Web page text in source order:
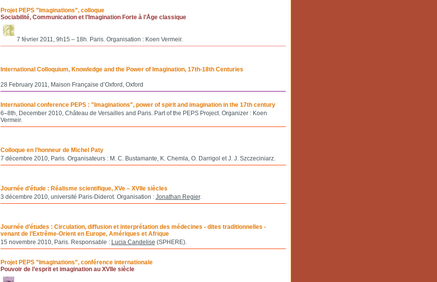
Projet PEPS ”Imaginations”, colloque
Sociabilité, Communication et l’Imagination Forte à l’Åge classique
7 février 2011, 9h15 – 18h. Paris. Organisation : Koen Vermeir.
International Colloquium, Knowledge and the Power of Imagination, 17th-18th Centuries
28 February 2011, Maison Française d’Oxford, Oxford
International conference PEPS : "Imaginations", power of spirit and imagination in the 17th century
6–8th, December 2010, Château de Versailles and Paris. Part of the PEPS Project. Organizer : Koen
Vermeir.
Colloque en l’honneur de Michel Paty
7 décembre 2010, Paris. Organisateurs : M. C. Bustamante, K. Chemla, O. Darrigol et J. J. Szczeciniarz.
Journée d’étude : Réalisme scientifique, XVe – XVIIe siècles
3 décembre 2010, université Paris-Diderot. Organisation : Jonathan Regier.
Journée d’études : Circulation, diffusion et interprétation des médecines - dites traditionnelles -
venant de l’Extrême-Orient en Europe, Amériques et Afrique
15 novembre 2010, Paris. Responsable : Lucia Candelise (SPHERE).
Projet PEPS ”Imaginations”, conférence internationale
Pouvoir de l’esprit et imagination au XVIIe siècle